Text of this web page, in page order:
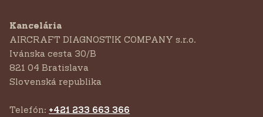
Kancelária
AIRCRAFT DIAGNOSTIK COMPANY s.r.o.
‍Ivánska cesta 30/B
821 04 Bratislava
Slovenská republika
Telefón: +421 233 663 366